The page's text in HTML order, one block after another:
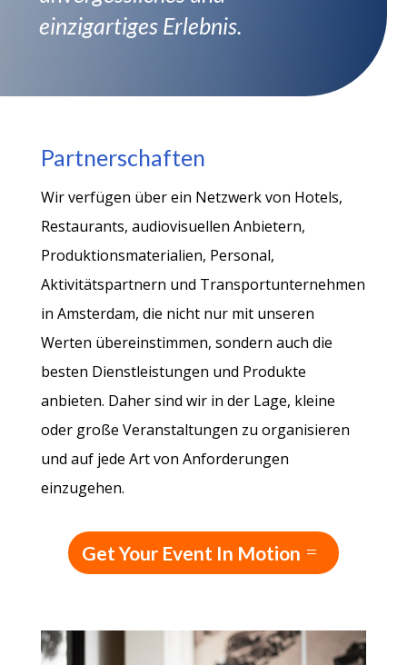
einzigartiges Erlebnis.
Partnerschaften
Wir verfügen über ein Netzwerk von Hotels,
Restaurants, audiovisuellen Anbietern,
Produktionsmaterialien, Personal,
Aktivitätspartnern und Transportunternehmen
in Amsterdam, die nicht nur mit unseren
Werten übereinstimmen, sondern auch die
besten Dienstleistungen und Produkte
anbieten. Daher sind wir in der Lage, kleine
oder große Veranstaltungen zu organisieren
und auf jede Art von Anforderungen
einzugehen.
Get Your Event In Motion